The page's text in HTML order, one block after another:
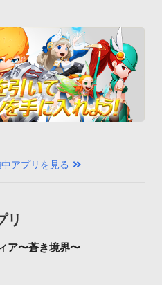
アプリを見る
リ
ア〜蒼き境界〜